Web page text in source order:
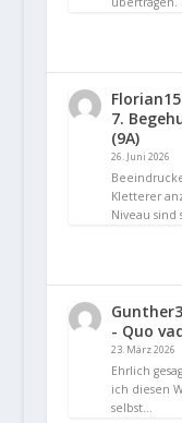
7.
(9A)
26. Juni 2026
Kletterer
Niveau sind
- Quo
23. März 2026
Ehrlich
ich diesen
selbst…